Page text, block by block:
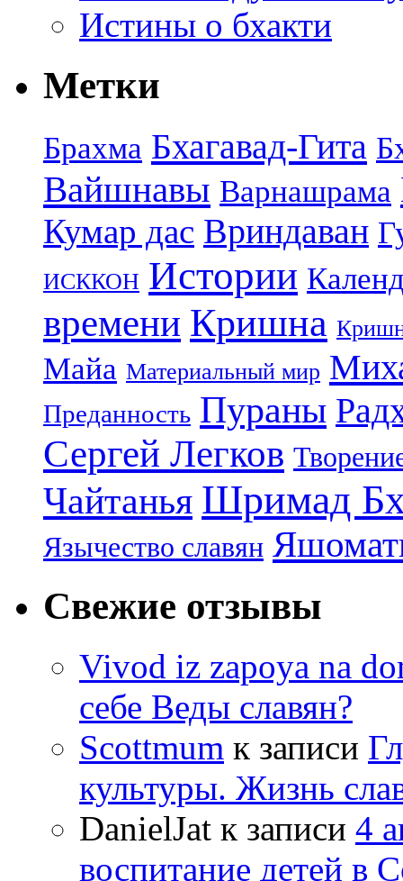
Истины о бхакти
Метки
Брахма Бхагавад-Гита
Вайшнавы Варнашрама
Кумар дас Вриндаван
ИСККОН Истории
времени Кришна
Майа Материальный мир
Преданность Пураны
Сергей Легков
Чайтанья Шримад
Язычество славян
Свежие отзывы
Vivod iz zapoya na
себе Веды славян?
Scottmum к записи
культуры. Жизнь
DanielJat к записи 4
воспитание детей в